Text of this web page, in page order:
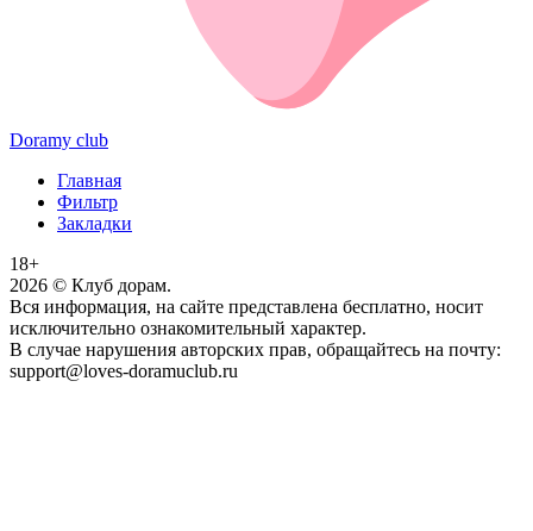
Doramy club
Главная
Фильтр
Закладки
18+
2026 © Клуб дорам.
Вся информация, на сайте представлена бесплатно, носит
исключительно ознакомительный характер.
В случае нарушения авторских прав, обращайтесь на почту:
support@loves-doramuclub.ru